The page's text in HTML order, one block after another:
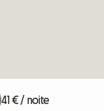
41 € / noite